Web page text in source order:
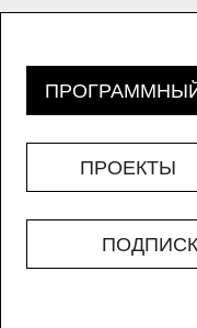
ПРОЕКТЫ